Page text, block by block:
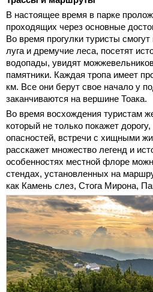
В настоящее время в парке
проходящих через основные
Во время прогулки туристы
луга и дремучие леса, посетят
водопады, увидят
памятники. Каждая тропа имеет
км. Все они берут свое начало у
заканчиваются на вершине Тоака.
Во время восхождения туристам
который не только покажет
опасностей, встречи с хищными
расскажет множество легенд и
особенностях местной флоре
стендах, установленных на
как Камень слез, Стога Мирона,